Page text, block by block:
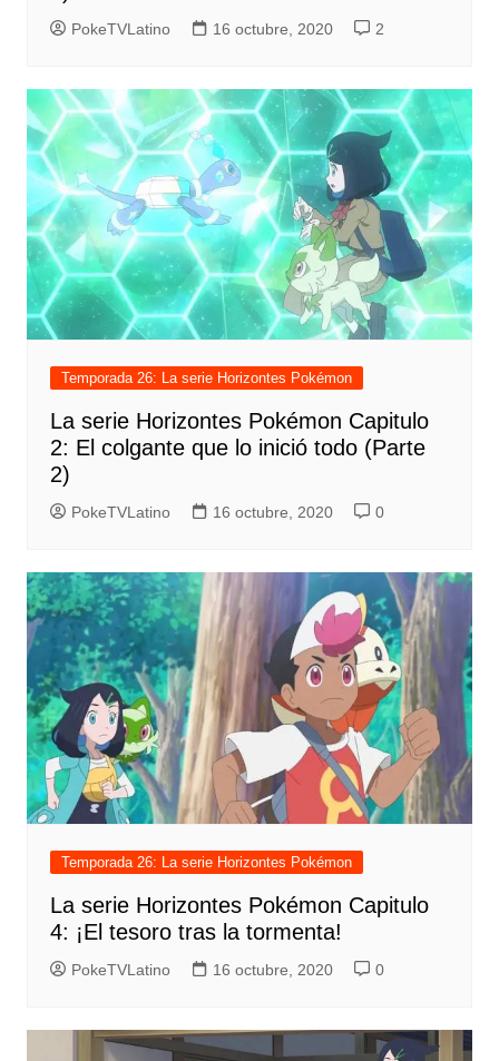
PokeTVLatino 16 octubre, 2020 2
Temporada 26: La serie Horizontes Pokémon
La serie Horizontes Pokémon Capitulo
2: El colgante que lo inició todo (Parte
2)
PokeTVLatino 16 octubre, 2020 0
Temporada 26: La serie Horizontes Pokémon
La serie Horizontes Pokémon Capitulo
4: ¡El tesoro tras la tormenta!
PokeTVLatino 16 octubre, 2020 0